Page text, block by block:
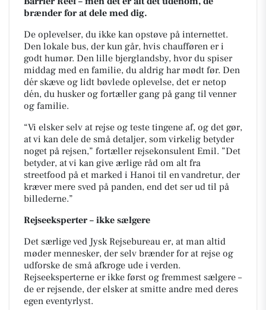
brænder for at dele med dig.
De oplevelser, du ikke kan opstøve på internettet.
Den lokale bus, der kun går, hvis chaufføren er i
godt humør. Den lille bjerglandsby, hvor du spiser
middag med en familie, du aldrig har mødt før. Den
dér skæve og lidt bøvlede oplevelse, det er netop
dén, du husker og fortæller gang på gang til venner
og familie.
“Vi elsker selv at rejse og teste tingene af, og det gør,
at vi kan dele de små detaljer, som virkelig betyder
noget på rejsen,” fortæller rejsekonsulent Emil. ”Det
betyder, at vi kan give ærlige råd om alt fra
streetfood på et marked i Hanoi til en vandretur, der
kræver mere sved på panden, end det ser ud til på
billederne.”
Rejseeksperter – ikke sælgere
Det særlige ved Jysk Rejsebureau er, at man altid
møder mennesker, der selv brænder for at rejse og
udforske de små afkroge ude i verden.
Rejseeksperterne er ikke først og fremmest sælgere –
de er rejsende, der elsker at smitte andre med deres
egen eventyrlyst.